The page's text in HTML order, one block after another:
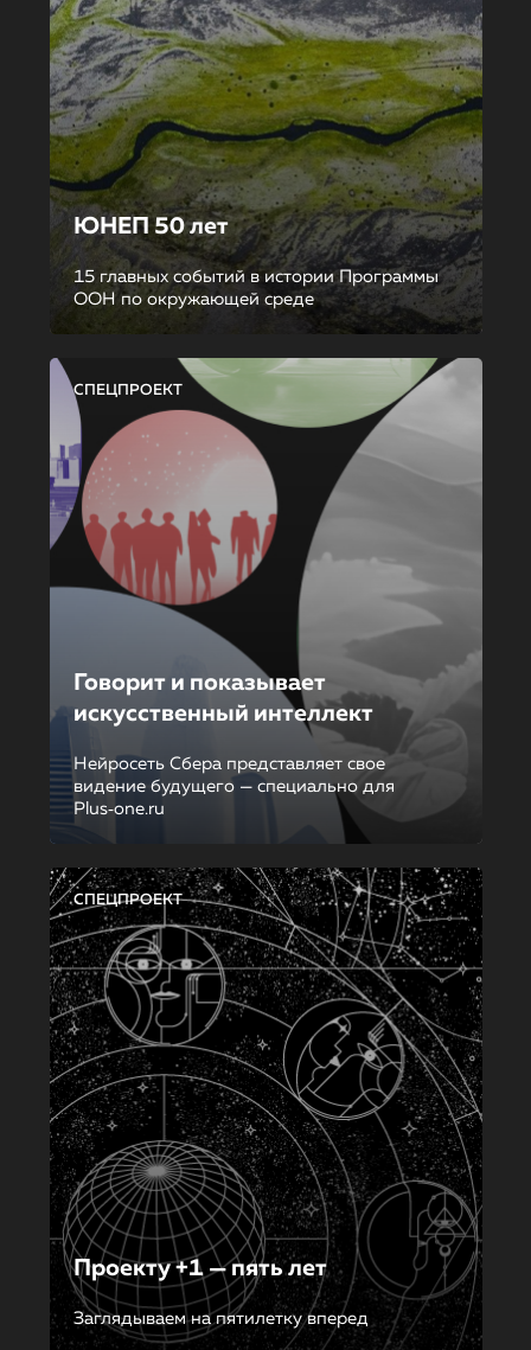
ЮНЕП 50 лет
15 главных событий в истории Программы
ООН по окружающей среде
СПЕЦПРОЕКТ
Говорит и показывает
искусственный интеллект
Нейросеть Сбера представляет свое
видение будущего — специально для
Plus‑one.ru
СПЕЦПРОЕКТ
Проекту +1 — пять лет
Заглядываем на пятилетку вперед